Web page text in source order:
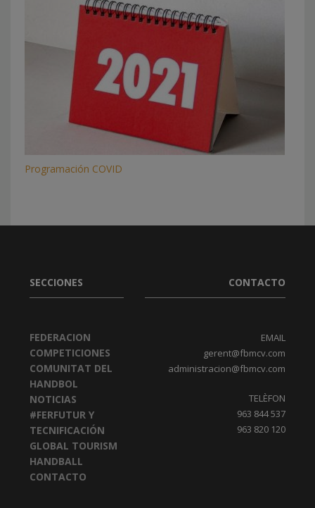
Programación COVID
SECCIONES
FEDERACION
COMPETICIONES
COMUNITAT DEL
HANDBOL
NOTICIAS
#FERFUTUR Y
TECNIFICACIÓN
GLOBAL TOURISM
HANDBALL
CONTACTO
CONTACTO
EMAIL
gerent@fbmcv.com
administracion@fbmcv.com
TELÈFON
963 844 537
963 820 120